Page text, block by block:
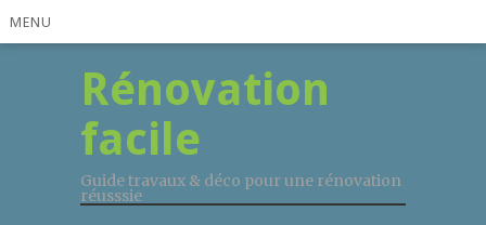
MENU
Rénovation
facile
Guide travaux & déco pour une rénovation
réusssie